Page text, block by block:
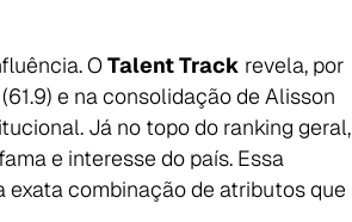
OTalent Track revela, por
e na consolidação de Alisson
Já no topo do ranking geral,
e interesse do país. Essa
exata combinação de atributos que